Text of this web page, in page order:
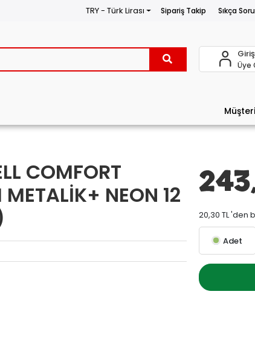
TRY - Türk Lirası Sipariş Takip Sıkça
Üye
COMFORT
METALİK+ NEON 12
20,30 TL 'den
Adet